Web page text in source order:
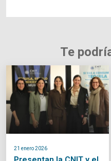
Te
21 enero 2026